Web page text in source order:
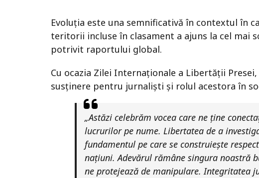
Evoluția este una semnificativă în contextul în
teritorii incluse în clasament a ajuns la cel mai
potrivit raportului global.
Cu ocazia Zilei Internaționale a Libertății
susținere pentru jurnaliști și rolul acestora în
„Astăzi celebrăm vocea care ne ține
lucrurilor pe nume. Libertatea de a
fundamentul pe care se construiește
națiuni. Adevărul rămâne singura noastră
ne protejează de manipulare. Integritatea